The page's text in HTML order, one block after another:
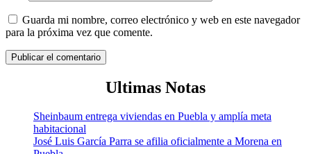
Guarda mi nombre, correo electrónico y web en este navegador
para la próxima vez que comente.
Ultimas Notas
Sheinbaum entrega viviendas en Puebla y amplía meta
habitacional
José Luis García Parra se afilia oficialmente a Morena en